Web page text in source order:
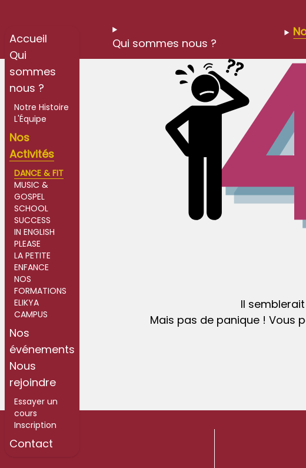
Accueil
Qui
sommes
nous ?
Notre Histoire
L'Équipe
Nos
Activités
DANCE & FIT
MUSIC &
GOSPEL
SCHOOL
SUCCESS
IN ENGLISH
PLEASE
LA PETITE
ENFANCE
NOS
FORMATIONS
ELIKYA
CAMPUS
Nos
événements
Nous
rejoindre
Essayer un
cours
Inscription
Contact
Accueil
Qui sommes nous ?
Il
Mais pas de panique ! Vous